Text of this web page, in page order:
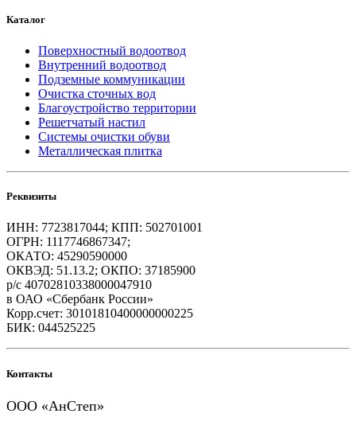
Каталог
Поверхностный водоотвод
Внутренний водоотвод
Подземные коммуникации
Очистка сточных вод
Благоустройство территории
Решетчатый настил
Системы очистки обуви
Металлическая плитка
Реквизиты
ИНН: 7723817044; КПП: 502701001
ОГРН: 1117746867347;
ОКАТО: 45290590000
ОКВЭД: 51.13.2; ОКПО: 37185900
р/с 40702810338000047910
в ОАО «Сбербанк России»
Корр.счет: 30101810400000000225
БИК: 044525225
Контакты
ООО «АнСтеп»